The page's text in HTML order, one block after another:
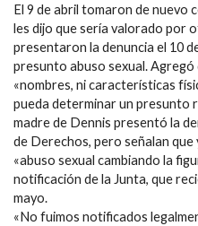
El 9 de abril tomaron de nuevo
les dijo que sería valorado por
presentaron la denuncia el 10
presunto abuso sexual. Agregó
«nombres, ni características
pueda determinar un presunto
madre de Dennis presentó la
de Derechos, pero señalan
«abuso sexual cambiando la
notificación de la Junta, que
mayo.
«No fuimos notificados